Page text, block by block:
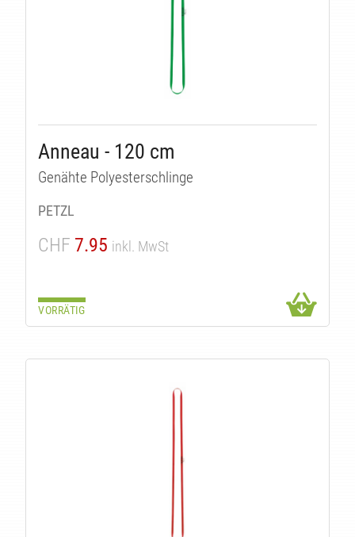
Anneau - 120 cm
Genähte Polyesterschlinge
PETZL
CHF 7.95 inkl. MwSt
VORRÄTIG